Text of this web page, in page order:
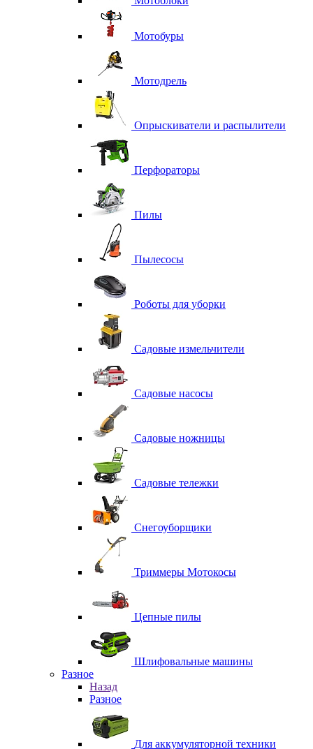
Мотобуры
Мотодрель
Опрыскиватели и распылители
Перфораторы
Пилы
Пылесосы
Роботы для уборки
Садовые измельчители
Садовые насосы
Садовые ножницы
Садовые тележки
Снегоуборщики
Триммеры Мотокосы
Цепные пилы
Шлифовальные машины
Разное
Назад
Разное
Для аккумуляторной техники